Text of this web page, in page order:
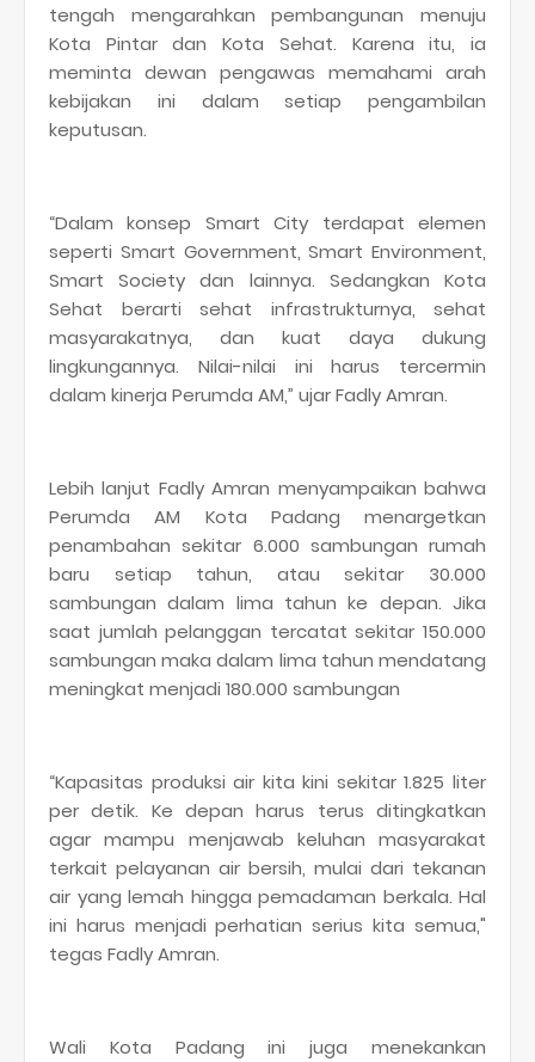
tengah mengarahkan pembangunan menuju
Kota Pintar dan Kota Sehat. Karena itu, ia
meminta dewan pengawas memahami arah
kebijakan ini dalam setiap pengambilan
keputusan.
“Dalam konsep Smart City terdapat elemen
seperti Smart Government, Smart Environment,
Smart Society dan lainnya. Sedangkan Kota
Sehat berarti sehat infrastrukturnya, sehat
masyarakatnya, dan kuat daya dukung
lingkungannya. Nilai-nilai ini harus tercermin
dalam kinerja Perumda AM,” ujar Fadly Amran.
Lebih lanjut Fadly Amran menyampaikan bahwa
Perumda AM Kota Padang menargetkan
penambahan sekitar 6.000 sambungan rumah
baru setiap tahun, atau sekitar 30.000
sambungan dalam lima tahun ke depan. Jika
saat jumlah pelanggan tercatat sekitar 150.000
sambungan maka dalam lima tahun mendatang
meningkat menjadi 180.000 sambungan
“Kapasitas produksi air kita kini sekitar 1.825 liter
per detik. Ke depan harus terus ditingkatkan
agar mampu menjawab keluhan masyarakat
terkait pelayanan air bersih, mulai dari tekanan
air yang lemah hingga pemadaman berkala. Hal
ini harus menjadi perhatian serius kita semua,"
tegas Fadly Amran.
Wali Kota Padang ini juga menekankan